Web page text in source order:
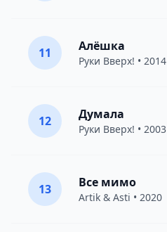
11 Алёшка
Руки Вверх! • 2014
12 Думала
Руки Вверх! • 2003
13 Все мимо
Artik & Asti • 2020